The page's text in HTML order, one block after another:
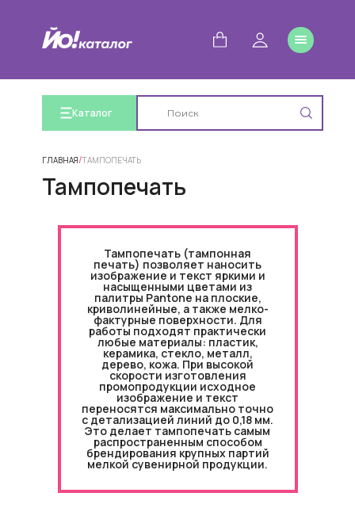
Каталог
ГЛАВНАЯ/ТАМПОПЕЧАТЬ
Тампопечать
Тампопечать (тампонная
печать) позволяет наносить
изображение и текст яркими и
насыщенными цветами из
палитры Pantone на плоские,
криволинейные, а также мелко-
фактурные поверхности. Для
работы подходят практически
любые материалы: пластик,
керамика, стекло, металл,
дерево, кожа. При высокой
скорости изготовления
промопродукции исходное
изображение и текст
переносятся максимально точно
с детализацией линий до 0,18 мм.
Это делает тампопечать самым
распространенным способом
брендирования крупных партий
мелкой сувенирной продукции.